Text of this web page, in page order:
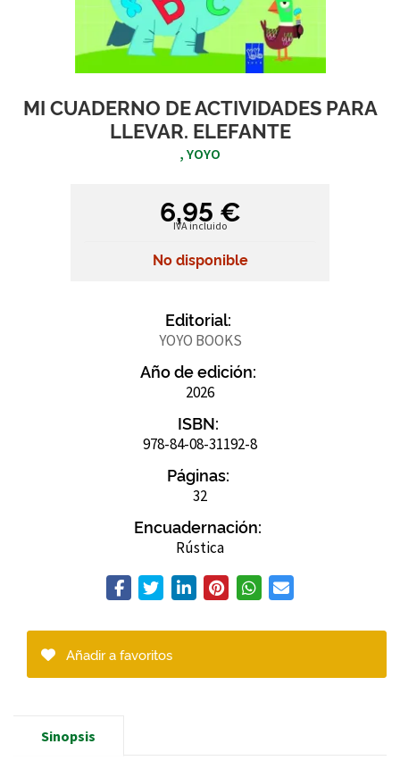
MI CUADERNO DE ACTIVIDADES PARA
LLEVAR. ELEFANTE
, YOYO
6,95 €
IVA incluido
No disponible
Editorial:
YOYO BOOKS
Año de edición:
2026
ISBN:
978-84-08-31192-8
Páginas:
32
Encuadernación:
Rústica
Añadir a favoritos
Sinopsis